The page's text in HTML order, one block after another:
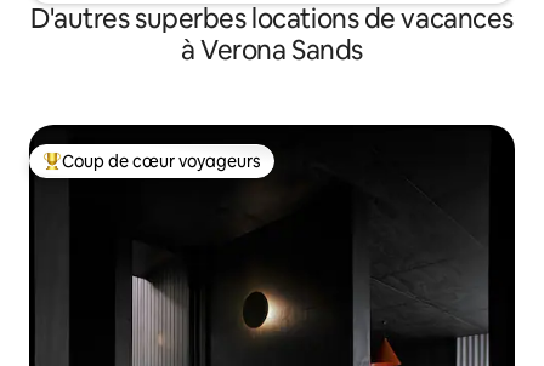
D'autres superbes locations de vacances
à Verona Sands
Coup de cœur voyageurs parmi les plus aimés
Coup de cœur voyageurs